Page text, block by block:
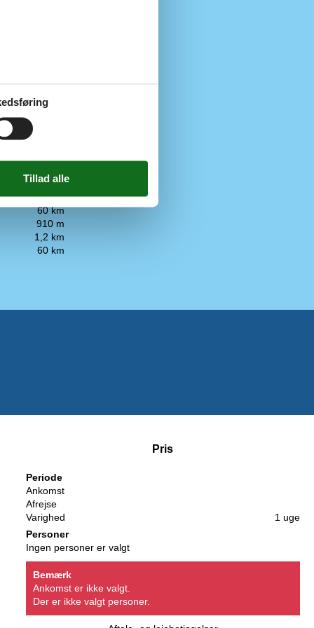
4 km
1,2 km
60 km
910 m
1,2 km
60 km
Pris
Periode
Ankomst
Afrejse
Varighed
1 uge
Personer
Ingen personer er valgt
Bemærk
Ankomst er ikke valgt.
Der er ikke valgt personer.